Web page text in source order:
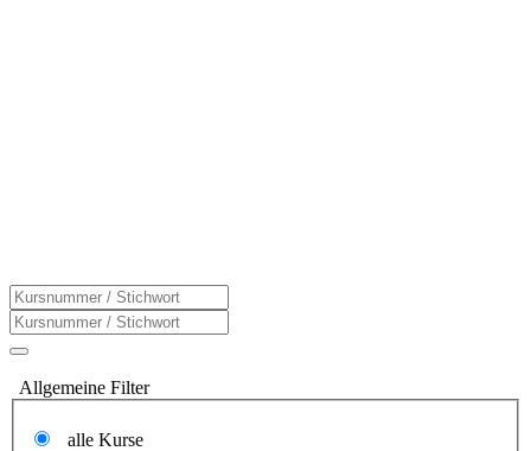
Allgemeine Filter
alle Kurse